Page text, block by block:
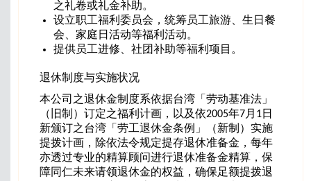
之礼卷或礼金补助。
设立职工福利委员会，统筹员工旅游、生日餐
会、家庭日活动等福利活动。
提供员工进修、社团补助等福利项目。
退休制度与实施状况
本公司之退休金制度系依据台湾「劳动基准法」
（旧制）订定之福利计画，以及依2005年7月1日
新颁订之台湾「劳工退休金条例」（新制）实施
提拨计画，除依法令规定提存退休准备金，每年
亦透过专业的精算顾问进行退休准备金精算，保
障同仁未来请领退休金的权益，确保足额提拨退